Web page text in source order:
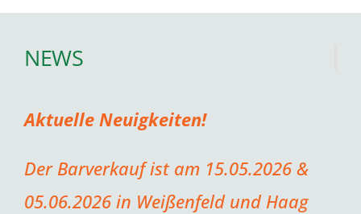
NEWS
Aktuelle Neuigkeiten!
Der Barverkauf ist am 15.05.2026 &
05.06.2026 in Weißenfeld und Haag